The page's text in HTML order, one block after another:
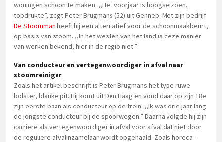
woningen schoon te maken. ,,Het voorjaar is hoogseizoen,
topdrukte”, zegt Peter Brugmans (52) uit Gennep. Met zijn bedrijf
De Stoomman heeft hij een alternatief voor de schoonmaakbeurt,
op basis van stoom. ,,In het westen van het land is deze manier
van werken bekend, hier in de regio niet.”
Van conducteur en vertegenwoordiger in afval naar
stoomreiniger
Zoals het artikel beschrijft is Peter Brugmans het type ruwe
bolster, blanke pit. Hij komt uit Den Haag en vond daar op zijn 18e
zijn eerste baan als conducteur op de trein. ,,Ik was drie jaar lang
de jongste conducteur bij de spoorwegen.” Daarna volgde hij zijn
carriere als vertegenwoordiger in afval voor afval dat niet door
de reguliere afvalinzamelaar wordt opgehaald. Zoals horeca-